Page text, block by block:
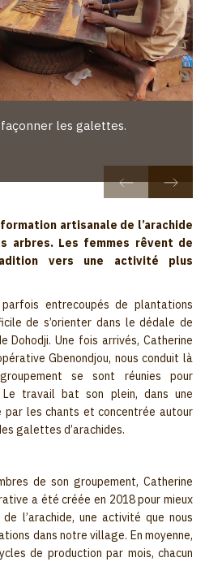
les galettes.
artisanale de l’arachide
arbres. Les femmes rêvent de
vers une activité plus
entrecoupés de plantations
de s’orienter dans le dédale de
Dohodji. Une fois arrivés, Catherine
Gbenondjou, nous conduit là
se sont réunies pour
travail bat son plein, dans une
par les chants et concentrée autour
galettes d’arachides.
de son groupement, Catherine
a été créée en 2018 pour mieux
l’arachide, une activité que nous
dans notre village. En moyenne,
de production par mois, chacun